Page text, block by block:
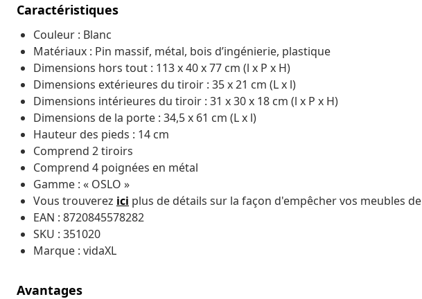
Caractéristiques
Couleur : Blanc
Matériaux : Pin massif, métal, bois d’ingénierie, plastique
Dimensions hors tout : 113 x 40 x 77 cm (l x P x H)
Dimensions extérieures du tiroir : 35 x 21 cm (L x l)
Dimensions intérieures du tiroir : 31 x 30 x 18 cm (l x P x H)
Dimensions de la porte : 34,5 x 61 cm (L x l)
Hauteur des pieds : 14 cm
Comprend 2 tiroirs
Comprend 4 poignées en métal
Gamme : « OSLO »
Vous trouverez ici plus de détails sur la façon d'empêcher vos meubles de
EAN : 8720845578282
SKU : 351020
Marque : vidaXL
Avantages